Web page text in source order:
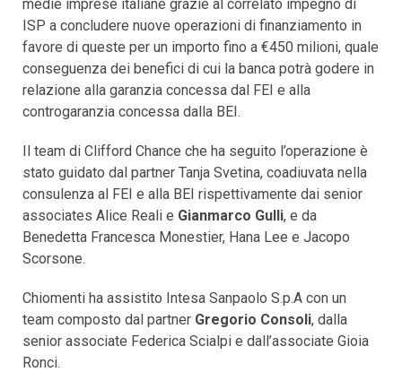
medie imprese italiane grazie al correlato impegno di
ISP a concludere nuove operazioni di finanziamento in
favore di queste per un importo fino a €450 milioni, quale
conseguenza dei benefici di cui la banca potrà godere in
relazione alla garanzia concessa dal FEI e alla
controgaranzia concessa dalla BEI.
Il team di Clifford Chance che ha seguito l’operazione è
stato guidato dal partner Tanja Svetina, coadiuvata nella
consulenza al FEI e alla BEI rispettivamente dai senior
associates Alice Reali e Gianmarco Gulli, e da
Benedetta Francesca Monestier, Hana Lee e Jacopo
Scorsone.
Chiomenti ha assistito Intesa Sanpaolo S.p.A con un
team composto dal partner Gregorio Consoli, dalla
senior associate Federica Scialpi e dall’associate Gioia
Ronci.